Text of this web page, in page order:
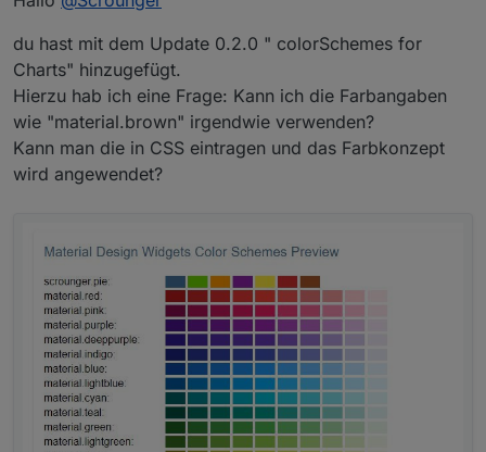
du hast mit dem Update 0.2.0 " colorSchemes for
Charts" hinzugefügt.
Hierzu hab ich eine Frage: Kann ich die Farbangaben
wie "material.brown" irgendwie verwenden?
Kann man die in CSS eintragen und das Farbkonzept
wird angewendet?